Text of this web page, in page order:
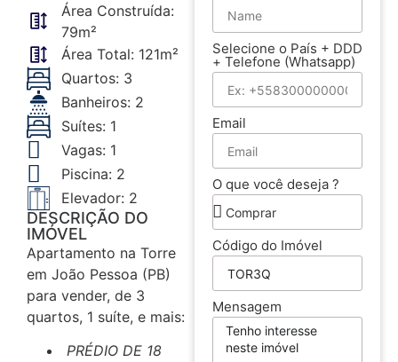
Área Construída:
79m²
Área Total: 121m²
Quartos: 3
Banheiros: 2
Suítes: 1
Vagas: 1
Piscina: 2
Elevador: 2
DESCRIÇÃO DO
IMÓVEL
Apartamento na Torre
em João Pessoa (PB)
para vender, de 3
quartos, 1 suíte, e mais:
PRÉDIO DE 18
Selecione o País + DDD
+ Telefone (Whatsapp)
Email
O que você deseja ?
Código do Imóvel
Mensagem